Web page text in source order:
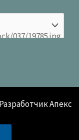
Апекс